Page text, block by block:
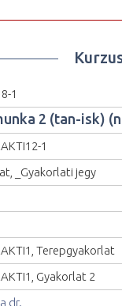
1
2 (tan-isk)
1
_Gyakorlati jegy
Terepgyakorlat
Gyakorlat 2
dr.